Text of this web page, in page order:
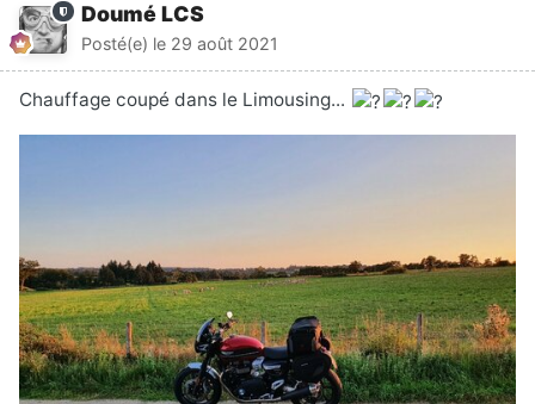
le Mexique, et même le Népal avec une halte par un
temple bouddhiste isolé en pleine montagne
Doumé LCS
Posté(e) le 29 août 2021
Chauffage coupé dans le Limousing...